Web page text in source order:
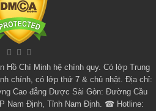
Hồ Chí Minh hệ chính quy. Có lớp Trung
chính, có lớp thứ 7 & chủ nhật. Địa chỉ:
Cao đẳng Dược Sài Gòn: Đường Cầu
Nam Định, Tỉnh Nam Định. ☎ Hotline: